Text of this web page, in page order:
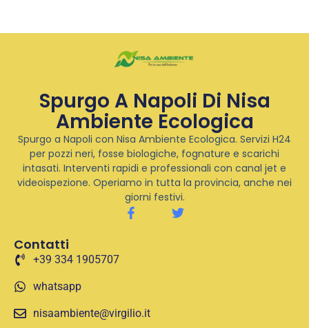
Spurgo A Napoli Di Nisa
Ambiente Ecologica
Spurgo a Napoli con Nisa Ambiente Ecologica. Servizi H24
per pozzi neri, fosse biologiche, fognature e scarichi
intasati. Interventi rapidi e professionali con canal jet e
videoispezione. Operiamo in tutta la provincia, anche nei
giorni festivi.
Contatti
+39 334 1905707
whatsapp
nisaambiente@virgilio.it